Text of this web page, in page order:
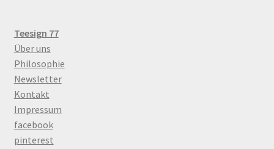
Teesign 77
Über uns
Philosophie
Newsletter
Kontakt
Impressum
facebook
pinterest